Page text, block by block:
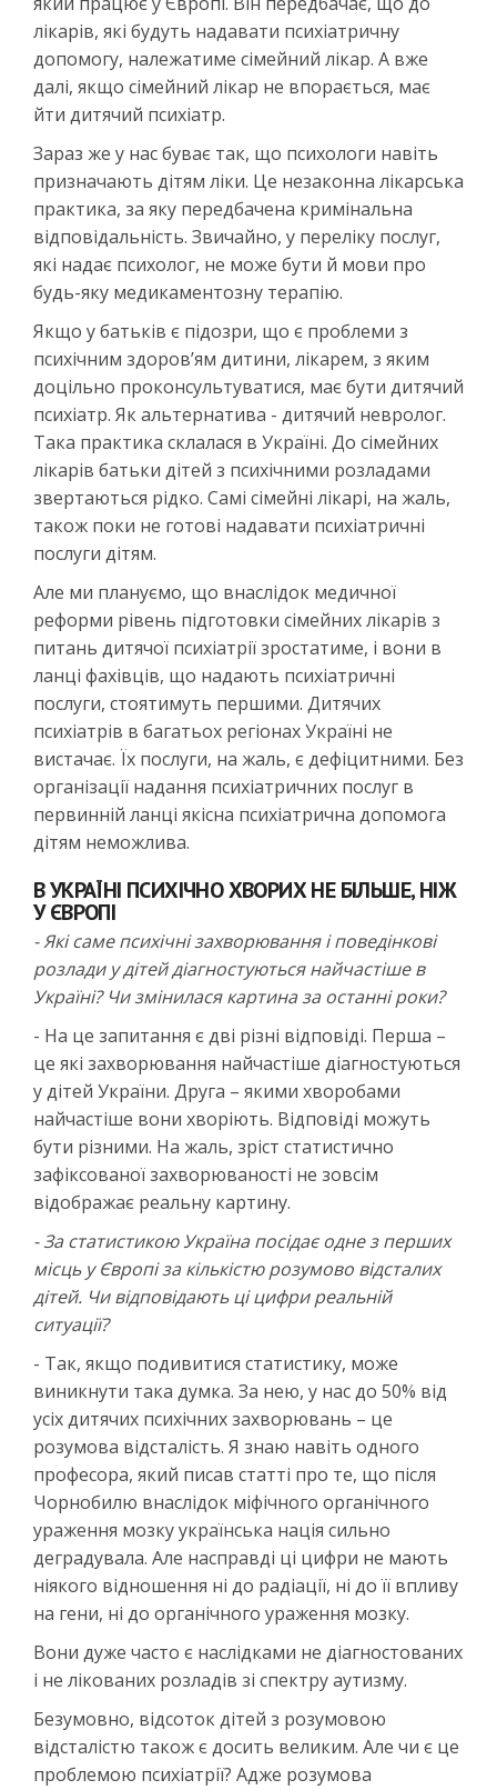
лікарів, які будуть надавати психіатричну
допомогу, належатиме сімейний лікар. А вже
далі, якщо сімейний лікар не впорається, має
йти дитячий психіатр.
Зараз же у нас буває так, що психологи навіть
призначають дітям ліки. Це незаконна лікарська
практика, за яку передбачена кримінальна
відповідальність. Звичайно, у переліку послуг,
які надає психолог, не може бути й мови про
будь-яку медикаментозну терапію.
Якщо у батьків є підозри, що є проблеми з
психічним здоров’ям дитини, лікарем, з яким
доцільно проконсультуватися, має бути дитячий
психіатр. Як альтернатива - дитячий невролог.
Така практика склалася в Україні. До сімейних
лікарів батьки дітей з психічними розладами
звертаються рідко. Самі сімейні лікарі, на жаль,
також поки не готові надавати психіатричні
послуги дітям.
Але ми плануємо, що внаслідок медичної
реформи рівень підготовки сімейних лікарів з
питань дитячої психіатрії зростатиме, і вони в
ланці фахівців, що надають психіатричні
послуги, стоятимуть першими. Дитячих
психіатрів в багатьох регіонах Україні не
вистачає. Їх послуги, на жаль, є дефіцитними. Без
організації надання психіатричних послуг в
первинній ланці якісна психіатрична допомога
дітям неможлива.
В УКРАЇНІ ПСИХІЧНО ХВОРИХ НЕ БІЛЬШЕ, НІЖ
У ЄВРОПІ
- Які саме психічні захворювання і поведінкові
розлади у дітей діагностуються найчастіше в
Україні? Чи змінилася картина за останні роки?
- На це запитання є дві різні відповіді. Перша –
це які захворювання найчастіше діагностуються
у дітей України. Друга – якими хворобами
найчастіше вони хворіють. Відповіді можуть
бути різними. На жаль, зріст статистично
зафіксованої захворюваності не зовсім
відображає реальну картину.
- За статистикою Україна посідає одне з перших
місць у Європі за кількістю розумово відсталих
дітей. Чи відповідають ці цифри реальній
ситуації?
- Так, якщо подивитися статистику, може
виникнути така думка. За нею, у нас до 50% від
усіх дитячих психічних захворювань – це
розумова відсталість. Я знаю навіть одного
професора, який писав статті про те, що після
Чорнобилю внаслідок міфічного органічного
ураження мозку українська нація сильно
деградувала. Але насправді ці цифри не мають
ніякого відношення ні до радіації, ні до її впливу
на гени, ні до органічного ураження мозку.
Вони дуже часто є наслідками не діагностованих
і не лікованих розладів зі спектру аутизму.
Безумовно, відсоток дітей з розумовою
відсталістю також є досить великим. Але чи є це
проблемою психіатрії? Адже розумова